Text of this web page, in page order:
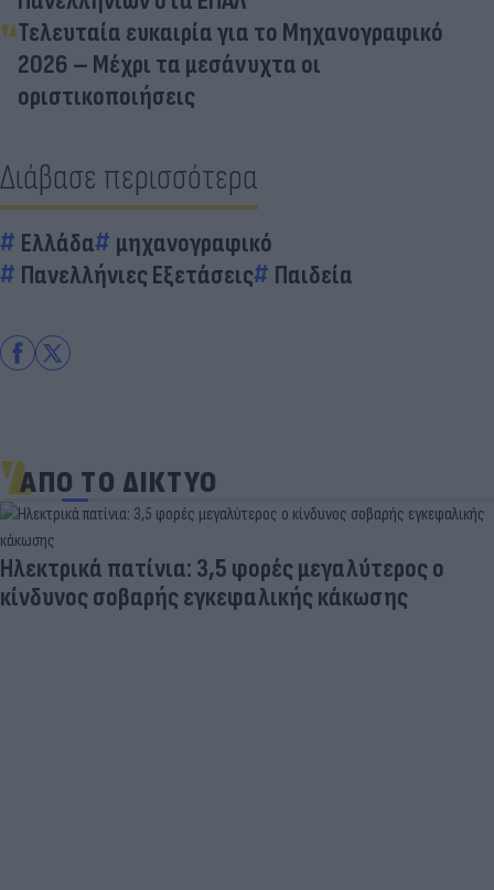
Τελευταία ευκαιρία για το Μηχανογραφικό
2026 – Μέχρι τα μεσάνυχτα οι
οριστικοποιήσεις
Διάβασε περισσότερα
Ελλάδα
μηχανογραφικό
Πανελλήνιες Εξετάσεις
Παιδεία
ΑΠΟ ΤΟ ΔΙΚΤΥΟ
Ηλεκτρικά πατίνια: 3,5 φορές μεγαλύτερος ο
κίνδυνος σοβαρής εγκεφαλικής κάκωσης